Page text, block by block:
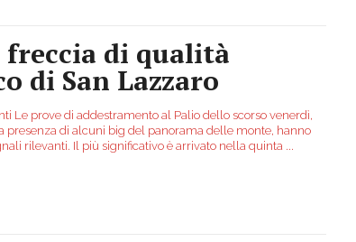
freccia di qualità
di San Lazzaro
Le prove di addestramento al Palio dello scorso venerdì,
presenza di alcuni big del panorama delle monte, hanno
rilevanti. Il più significativo è arrivato nella quinta